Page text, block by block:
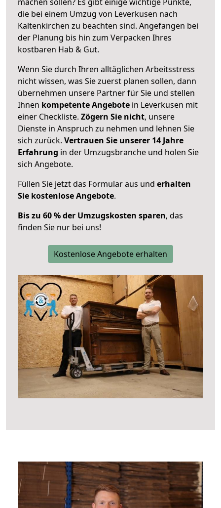
die bei einem Umzug von Leverkusen nach
Kaltenkirchen zu beachten sind. Angefangen bei
der Planung bis hin zum Verpacken Ihres
kostbaren Hab & Gut.
Wenn Sie durch Ihren alltäglichen Arbeitsstress
nicht wissen, was Sie zuerst planen sollen, dann
übernehmen unsere Partner für Sie und stellen
Ihnen kompetente Angebote in Leverkusen mit
einer Checkliste. Zögern Sie nicht, unsere
Dienste in Anspruch zu nehmen und lehnen Sie
sich zurück. Vertrauen Sie unserer 14 Jahre
Erfahrung in der Umzugsbranche und holen Sie
sich Angebote.
Füllen Sie jetzt das Formular aus und erhalten
Sie kostenlose Angebote.
Bis zu 60 % der Umzugskosten sparen, das
finden Sie nur bei uns!
Kostenlose Angebote erhalten